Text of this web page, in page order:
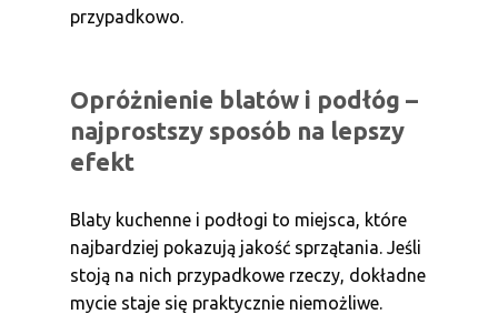
przypadkowo.
Opróżnienie blatów i podłóg –
najprostszy sposób na lepszy
efekt
Blaty kuchenne i podłogi to miejsca, które
najbardziej pokazują jakość sprzątania. Jeśli
stoją na nich przypadkowe rzeczy, dokładne
mycie staje się praktycznie niemożliwe.